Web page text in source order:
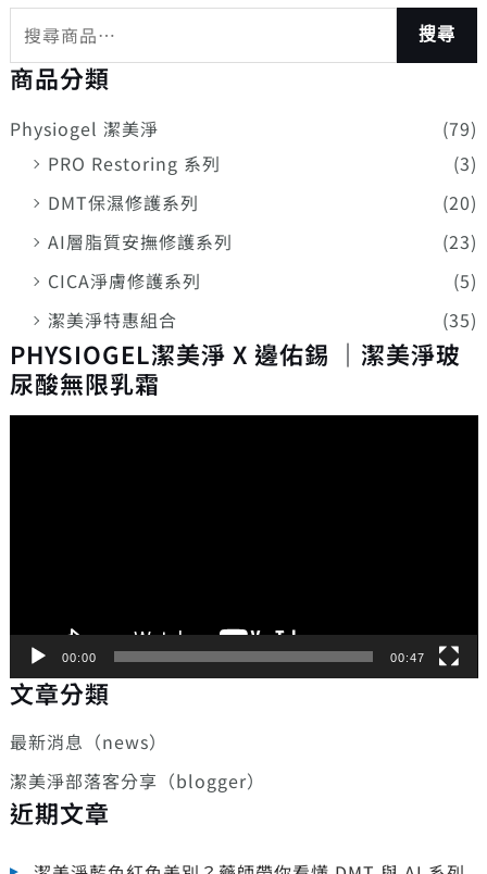
搜尋
商品分類
Physiogel 潔美淨
(79)
PRO Restoring 系列
(3)
DMT保濕修護系列
(20)
AI層脂質安撫修護系列
(23)
CICA淨膚修護系列
(5)
潔美淨特惠組合
(35)
PHYSIOGEL潔美淨 X 邊佑錫 ｜潔美淨玻
尿酸無限乳霜
00:00 00:47
文章分類
最新消息（news）
潔美淨部落客分享（blogger）
近期文章